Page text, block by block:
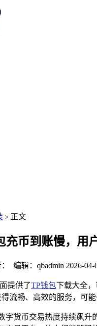
> 正文
币到账慢，用
编辑：qbadmin 2026-04-
提供了TP钱包下载大全
流畅、高效的服务，可
字货币交易热度持续飙